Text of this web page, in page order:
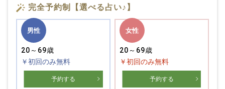
完全予約制【選べる占い♪】
男性
20～69歳
￥初回のみ無料
予約する
女性
20～69歳
￥初回のみ無料
予約する